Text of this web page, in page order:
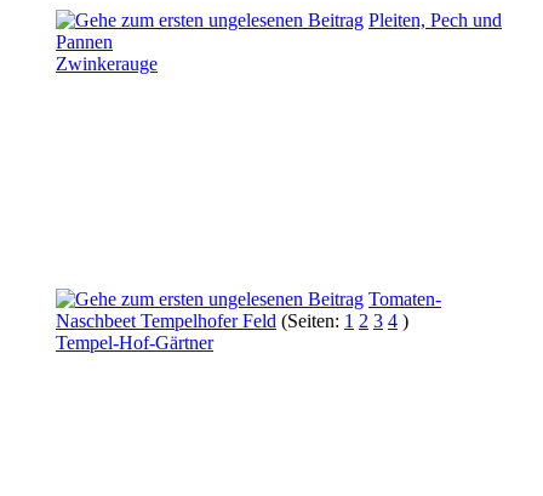
Pleiten, Pech und
Pannen
Zwinkerauge
Tomaten-
Naschbeet Tempelhofer Feld (Seiten: 1 2 3 4 )
Tempel-Hof-Gärtner